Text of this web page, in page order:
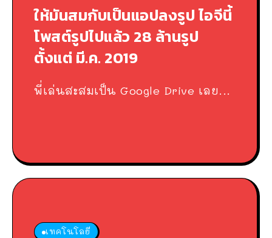
ให้มันสมกับเป็นแอปลงรูป ไอจีนี้
โพสต์รูปไปแล้ว 28 ล้านรูป
ตั้งแต่ มี.ค. 2019
พี่เล่นสะสมเป็น Google Drive เลย...
เทคโนโลยี